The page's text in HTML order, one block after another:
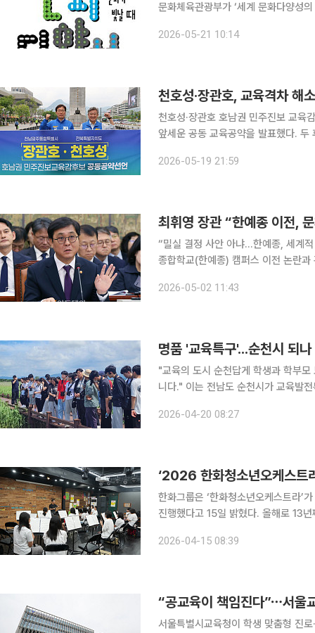
문화체육관광부가 ‘세계 문화다양성
되고, 부산·충북·전남·안산 등 문화
2026-05-21 10:14
천호성·장관호, 교육격차 해
천호성·장관호 호남권 민주진보 교육
앞세운 공동 교육공약을 발표했다. 두 후보는 19일 ‘호남권 민주진보 교육감 후보 공동 교육공약’을
다. 공동공약에는 모든 학생에게 공
2026-05-19 21:59
최휘영 장관 “한예종 이전,
“밀실 결정 사안 아냐…한예종, 세계적 도약 비전이 우선” 최휘
종합학교(한예종) 캠퍼스 이전 논란
최휘영 문화체육관광부 장관은 2일
2026-05-02 11:43
명품 '교육특구'...순천시 되나
"교육의 도시 순천답게 학생과 학부
니다." 이는 전남도 순천시가 교육발전특구 선도지역 지정을 발판 삼아 미래인재 양성과 교육복지
확대와 촘촘한 복지망 구축을 통해 저
2026-04-20 08:27
‘2026 한화청소년오케스트
한화그룹은 ‘한화청소년오케스트라
진행했다고 15일 밝혔다. 올해로 13년째를 맞이한 한화청소년오케스트라는 한화그룹과 한국메세나
초∙중∙고교생들을 대상으로 전 과정
2026-04-15 08:39
“공교육이 책임진다”⋯서울
서울특별시교육청이 학생 맞춤형 진